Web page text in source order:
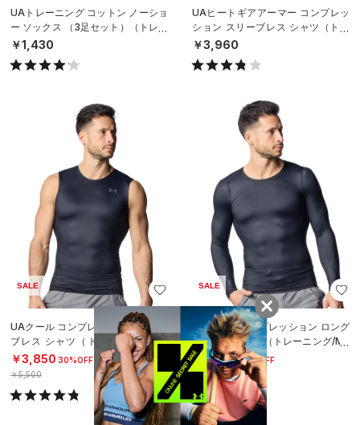
UAトレーニング コットン ノーショ
ー ソックス （3足セット）（トレー
ニング/UNISEX）
￥1,430
UAヒートギアアーマー コンプレッ
ション スリーブレス シャツ（トレ
ーニング/MEN）
￥3,960
SALE
UAクール コンプレッション スリー
ブレス シャツ（トレーニング/ME
N）
￥3,850 30%OFF
￥5,500
SALE
UAクール コンプレッション ロング
スリーブ シャツ（トレーニング/ME
N）
￥4,54330%OFF
￥6,490